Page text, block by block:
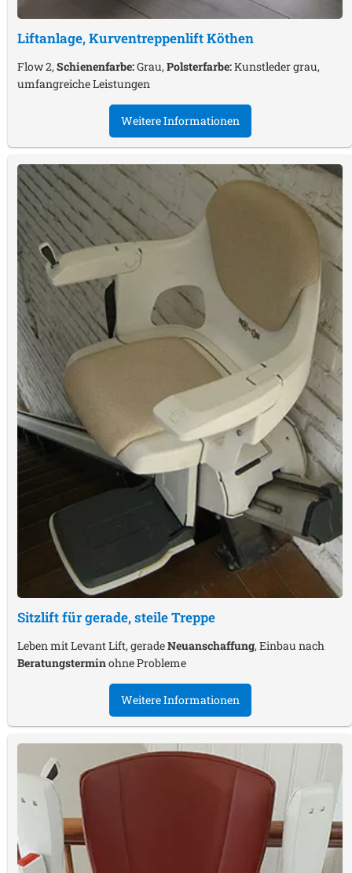
Liftanlage, KurventreppenliftKöthen
Flow 2,Schienenfarbe:Grau,Polsterfarbe:Kunstleder grau,
umfangreiche Leistungen
Weitere Informationen
Sitzlift für gerade, steile Treppe
Leben mit Levant Lift, geradeNeuanschaffung, Einbau nach
Beratungsterminohne Probleme
Weitere Informationen